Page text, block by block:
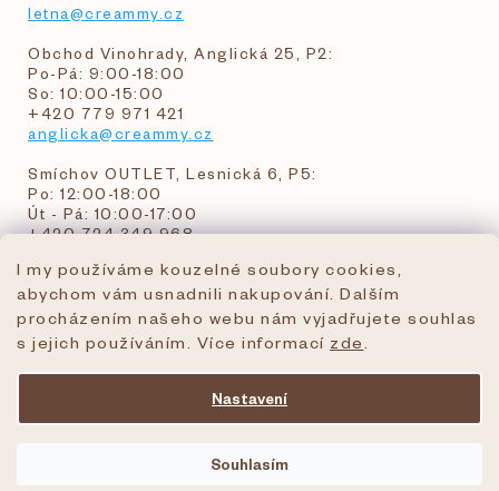
I my používáme kouzelné soubory cookies,
abychom vám usnadnili nakupování. Dalším
procházením našeho webu nám vyjadřujete souhlas
s jejich používáním. Více informací zde
Nastavení
Souhlasím
letna@creammy.cz
Obchod Vinohrady, Anglická 25, P2:
Po-Pá: 9:00-18:00
So: 10:00-15:00
+420 779 971 421
anglicka@creammy.cz
Smíchov OUTLET, Lesnická 6, P5:
Po: 12:00-18:00
Út - Pá: 10:00-17:00
+420 724 349 968
objednavky@creammy.cz
tel:+420 724 349 968
creammy.cz